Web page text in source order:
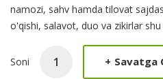
namozi, sahv hamda tilovat
o'qishi, salavot, duo va zikirlar
Soni + Savatga